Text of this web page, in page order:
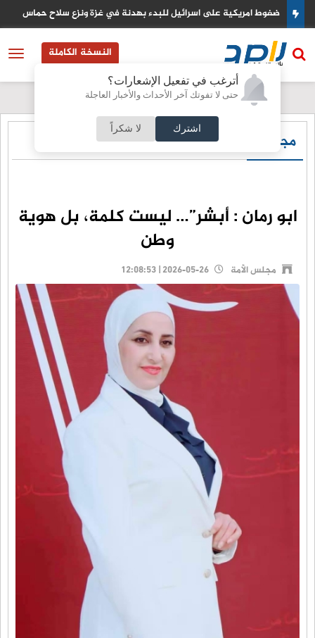
أترغب في تفعيل الإشعارات؟
حتى لا تفوتك آخر الأحداث والأخبار العاجلة
اشترك لا شكراً
امريكية على اسرائيل للبدء بهدنة في غزة ونزع سلاح حماس
النسخة الكاملة
مجلس الأمة
ابو رمان : أبشر”… ليست كلمة، بل هوية
وطن
مجلس الأمة